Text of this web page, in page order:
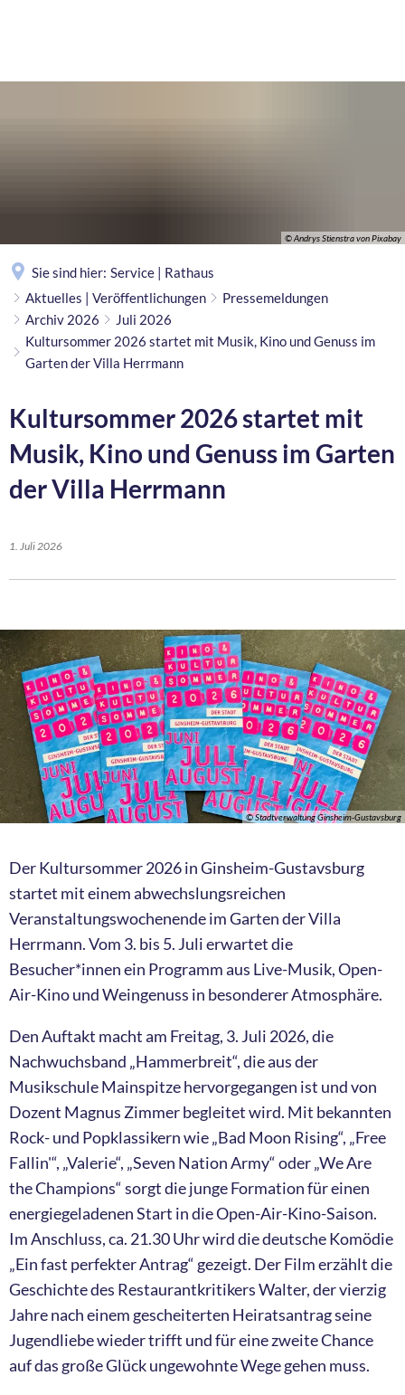
© Andrys Stienstra von Pixabay
Sie sind hier: Service | Rathaus
Aktuelles | Veröffentlichungen
Pressemeldungen
Archiv 2026
Juli 2026
Kultursommer 2026 startet mit Musik, Kino und Genuss im
Garten der Villa Herrmann
Kultursommer 2026 startet mit
Musik, Kino und Genuss im Garten
der Villa Herrmann
1. Juli 2026
© Stadtverwaltung Ginsheim-Gustavsburg
Der Kultursommer 2026 in Ginsheim-Gustavsburg
startet mit einem abwechslungsreichen
Veranstaltungswochenende im Garten der Villa
Herrmann. Vom 3. bis 5. Juli erwartet die
Besucher*innen ein Programm aus Live-Musik, Open-
Air-Kino und Weingenuss in besonderer Atmosphäre.
Den Auftakt macht am Freitag, 3. Juli 2026, die
Nachwuchsband „Hammerbreit“, die aus der
Musikschule Mainspitze hervorgegangen ist und von
Dozent Magnus Zimmer begleitet wird. Mit bekannten
Rock- und Popklassikern wie „Bad Moon Rising“, „Free
Fallin'“, „Valerie“, „Seven Nation Army“ oder „We Are
the Champions“ sorgt die junge Formation für einen
energiegeladenen Start in die Open-Air-Kino-Saison.
Im Anschluss, ca. 21.30 Uhr wird die deutsche Komödie
„Ein fast perfekter Antrag“ gezeigt. Der Film erzählt die
Geschichte des Restaurantkritikers Walter, der vierzig
Jahre nach einem gescheiterten Heiratsantrag seine
Jugendliebe wieder trifft und für eine zweite Chance
auf das große Glück ungewohnte Wege gehen muss.